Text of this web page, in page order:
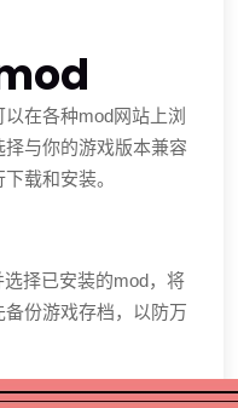
在各种mod网站上浏
与你的游戏版本兼容
载和安装。
择已安装的mod，将
份游戏存档，以防万